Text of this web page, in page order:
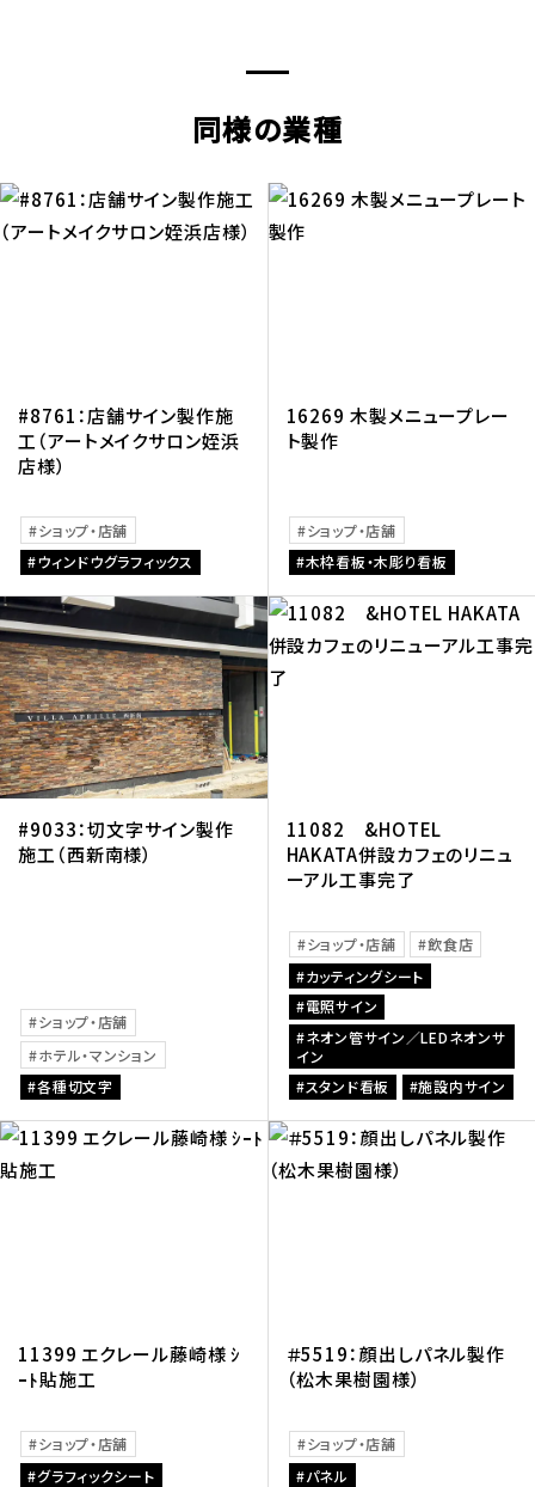
同様の業種
#8761：店舗サイン製作施
工（アートメイクサロン姪浜
店様）
ショップ・店舗
ウィンドウグラフィックス
16269 木製メニュープレー
ト製作
ショップ・店舗
木枠看板・木彫り看板
#9033：切文字サイン製作
施工（西新南様）
ショップ・店舗
ホテル・マンション
各種切文字
11082 &HOTEL
HAKATA併設カフェのリニュ
ーアル工事完了
ショップ・店舗
飲食店
カッティングシート
電照サイン
ネオン管サイン／LEDネオンサ
イン
スタンド看板
施設内サイン
11399 エクレール藤崎様 ｼ
ｰﾄ貼施工
ショップ・店舗
グラフィックシート
＃5519：顔出しパネル製作
（松木果樹園様）
ショップ・店舗
パネル